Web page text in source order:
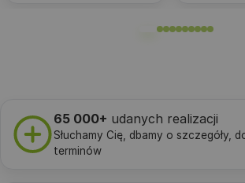
65 000+ udanych realizacji
Słuchamy Cię, dbamy o szczegóły,
terminów